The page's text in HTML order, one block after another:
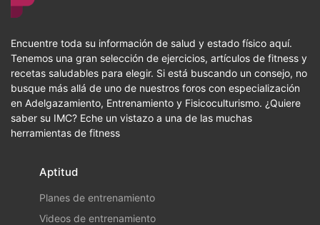
Encuentre toda su información de salud y estado físico aquí.
Tenemos una gran selección de ejercicios, artículos de fitness y
recetas saludables para elegir. Si está buscando un consejo, no
busque más allá de uno de nuestros foros con especialización
en Adelgazamiento, Entrenamiento y Fisicoculturismo. ¿Quiere
saber su IMC? Eche un vistazo a una de las muchas
herramientas de fitness
Aptitud
Planes de entrenamiento
Videos de entrenamiento